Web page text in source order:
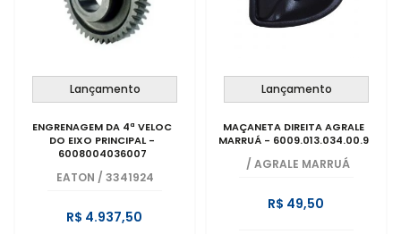
Lançamento
ENGRENAGEM DA 4ª VELOC
DO EIXO PRINCIPAL -
6008004036007
EATON / 3341924
R$ 4.937,50
Lançamento
MAÇANETA DIREITA AGRALE
MARRUÁ - 6009.013.034.00.9
/ AGRALE MARRUÁ
R$ 49,50